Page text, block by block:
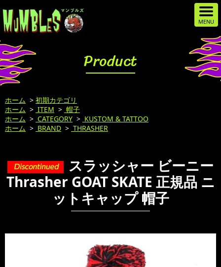
Product
ホーム > 初期カテゴリ
ホーム > ITEM > 帽子
ホーム > CATEGORY > KUSTOM & TATTOO
ホーム > BRAND > THRASHER
スラッシャー ビーニー
Thrasher GOAT SKATE 正規品 ニ
ットキャップ 帽子